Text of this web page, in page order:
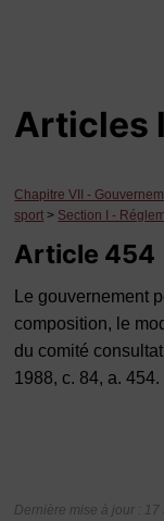
Articles
Chapitre VII -
sport > Section I -
Article 454
Le gouvernement
composition, le
du comité
1988, c. 84, a. 454.
Dernière mise à jour :